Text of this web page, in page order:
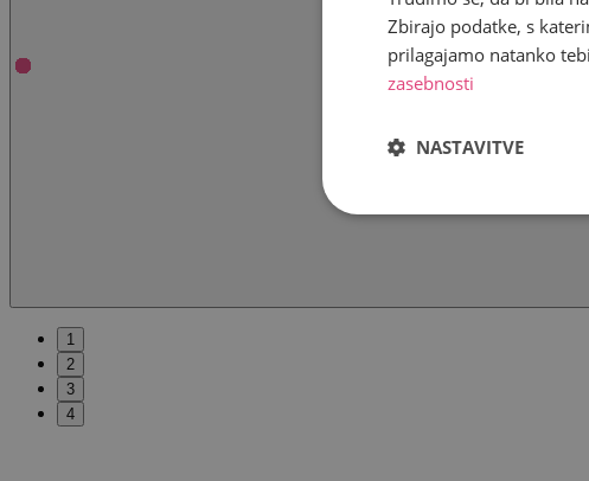
1
2
3
4
Zbirajo podatke, s
prilagajamo natanko
zasebnosti
NASTAVITVE